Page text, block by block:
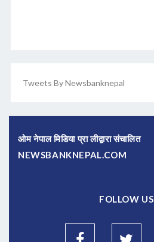
Tweets By Newsbanknepal
ओम नेपाल मिडिया प्रा लीद्वारा संचालित
NEWSBANKNEPAL.COM
FOLLOW US